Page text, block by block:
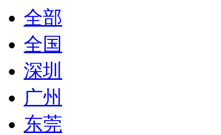
全部
全国
深圳
广州
东莞